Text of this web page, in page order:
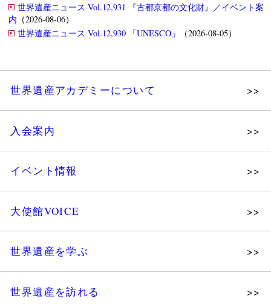
世界遺産ニュース Vol.12,931 『古都京都の文化財』／イベント案
内 （2026-08-06）
世界遺産ニュース Vol.12,930 「UNESCO」
（2026-08-05）
世界遺産アカデミーについて
組織図・役員
法人会員・協賛団体／公認団体
入会案内
イベント情報
展示会
ツアー情報
大使館VOICE
世界遺産を学ぶ
世界遺産を訪れる